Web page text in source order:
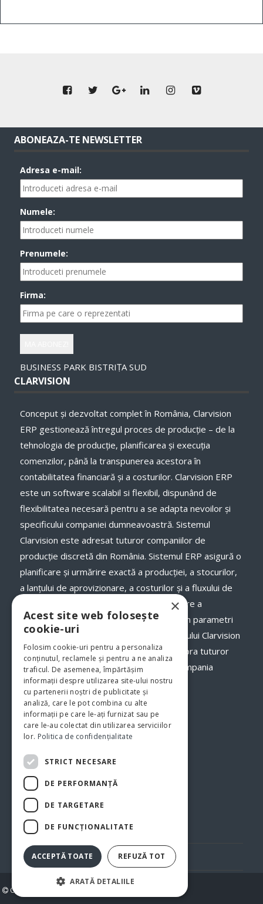
ABONEAZA-TE NEWSLETTER
Adresa e-mail:
Numele:
Prenumele:
Firma:
BUSINESS PARK BISTRIȚA SUD
CLARVISION
Conceput și dezvoltat complet în România, Clarvision
ERP gestionează întregul proces de producție – de la
tehnologia de producție, planificarea și execuţia
comenzilor, până la transpunerea acestora în
contabilitatea financiară și a costurilor. Clarvision ERP
este un software scalabil si flexibil, dispunând de
flexibilitatea necesară pentru a se adapta nevoilor și
specificului companiei dumneavoastră. Sistemul
Clarvision este adresat tuturor companiilor de
producție discretă din România. Sistemul ERP asigură o
planificare și urmărire exactă a producției, a stocurilor,
a lanţului de aprovizionare, a costurilor și a fluxului de
numerar, a termenelor de livrare și onorare a
comenzilor către clienții dumneavoastră, în parametri
optimi. Odată cu implementarea programului Clarvision
veți avea o imagine clară, în timp real asupra tuturor
proceselor şi fluxurilor de activităţi din compania
dumneavoastră.www.clarvision.ro
Str.Nicolae Titulescu 6, Bistrita
Tel. 0040-744-772139
Politica de confidentialitate
Politica cookie
Copyright 2026 BUSINESS PARK BISTRIȚA SUD
×
Acest site web folosește
cookie-uri
Folosim cookie-uri pentru a personaliza
conținutul, reclamele și pentru a ne analiza
traficul. De asemenea, împărtășim
informații despre utilizarea site-ului nostru
cu partenerii noștri de publicitate și
analiză, care le pot combina cu alte
informații pe care le-ați furnizat sau pe
care le-au colectat din utilizarea serviciilor
lor. Politica de confidențialitate
STRICT NECESARE
DE PERFORMANȚĂ
DE TARGETARE
DE FUNCŢIONALITATE
ACCEPTĂ TOATE REFUZĂ TOT
ARATĂ DETALIILE